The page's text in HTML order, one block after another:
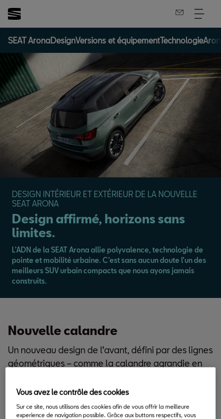
SEAT AronaDesignVersions et équipementTechnologie
DESIGN INTÉRIEUR ET EXTÉRIEUR DE LA NOUVELLE
SEAT ARONA
Design affirmé, horizons sans
limites.
L’ADN de la SEAT Arona allie polyvalence, technologie de
pointe et mobilité urbaine. C’est sans aucun doute l’un des
meilleurs SUV urbain compacts que nous ayons jamais
construits.
Nouvelle calandre
Un nouveau design de l’avant, défini par des lignes
géométriques – comme la calandre agrandie en
d’elle, confère à la SEAT Arona une nouvelle
attitude et un caractère plus mature.
Vous avez le contrôle des cookies
Sur ce site, nous utilisons des cookies afin de vous offrir la meilleure
experience de navigation possible. Grâce aux buttons respectifs, vous